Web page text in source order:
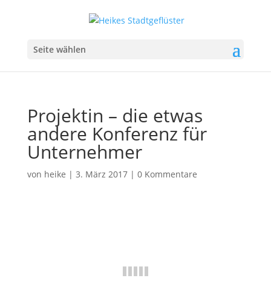
Seite wählen
Projektin – die etwas
andere Konferenz für
Unternehmer
von heike | 3. März 2017| 0 Kommentare